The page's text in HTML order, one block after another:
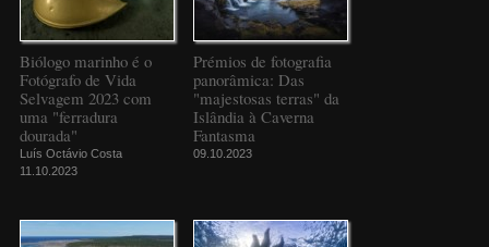
Biólogo marinho é o
Fotógrafo de Vida
Selvagem 2023 com
uma "ferradura
dourada"
Luís Octávio Costa
11.10.2023
Prémios de fotografia
panorâmica: Das
"majestosas terras" da
Islândia à Caverna
Fantasma
09.10.2023